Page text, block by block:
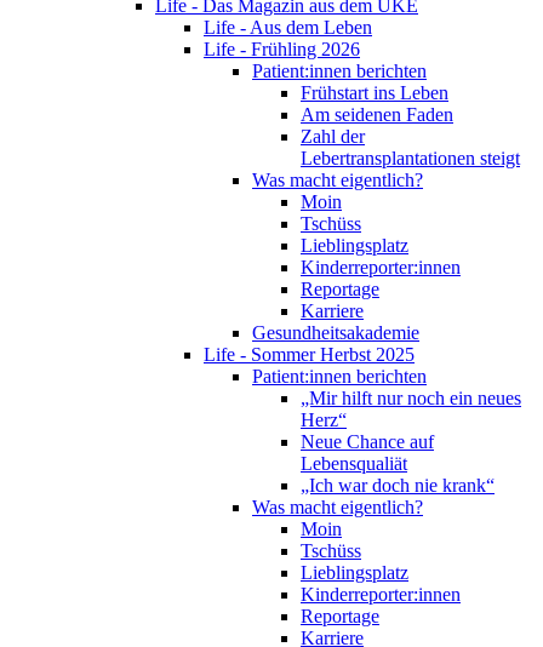
Life - Das Magazin aus dem UKE
Life - Aus dem Leben
Life - Frühling 2026
Patient:innen berichten
Frühstart ins Leben
Am seidenen Faden
Zahl der
Lebertransplantationen steigt
Was macht eigentlich?
Moin
Tschüss
Lieblingsplatz
Kinderreporter:innen
Reportage
Karriere
Gesundheitsakademie
Life - Sommer Herbst 2025
Patient:innen berichten
„Mir hilft nur noch ein neues
Herz“
Neue Chance auf
Lebensqualiät
„Ich war doch nie krank“
Was macht eigentlich?
Moin
Tschüss
Lieblingsplatz
Kinderreporter:innen
Reportage
Karriere